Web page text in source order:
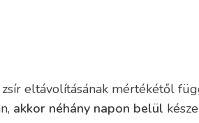
eltávolításának mértékétől
akkor néhány napon belül